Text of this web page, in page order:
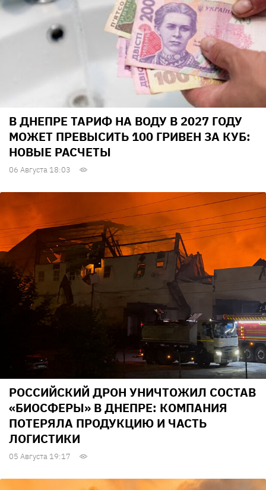
В ДНЕПРЕ ТАРИФ НА ВОДУ В 2027 ГОДУ
МОЖЕТ ПРЕВЫСИТЬ 100 ГРИВЕН ЗА КУБ:
НОВЫЕ РАСЧЕТЫ
06 Августа 18:03
РОССИЙСКИЙ ДРОН УНИЧТОЖИЛ СОСТАВ
«БИОСФЕРЫ» В ДНЕПРЕ: КОМПАНИЯ
ПОТЕРЯЛА ПРОДУКЦИЮ И ЧАСТЬ
ЛОГИСТИКИ
05 Августа 19:17